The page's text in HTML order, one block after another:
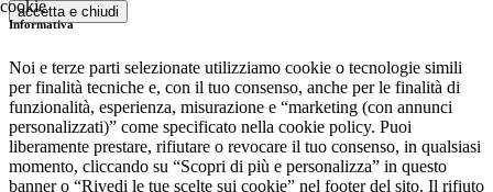
accetta e chiudi
Informativa
Noi e terze parti selezionate utilizziamo cookie o tecnologie simili
per finalità tecniche e, con il tuo consenso, anche per le finalità di
funzionalità, esperienza, misurazione e “marketing (con annunci
personalizzati)” come specificato nella cookie policy. Puoi
liberamente prestare, rifiutare o revocare il tuo consenso, in qualsiasi
momento, cliccando su “Scopri di più e personalizza” in questo
banner o “Rivedi le tue scelte sui cookie” nel footer del sito. Il rifiuto